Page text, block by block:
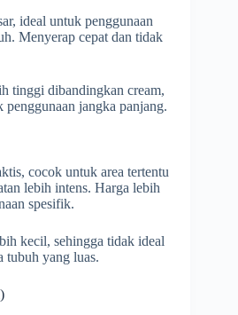
ideal untuk penggunaan
Menyerap cepat dan tidak
tinggi dibandingkan cream,
jangka panjang.
cocok untuk area tertentu
lebih intens. Harga lebih
spesifik.
kecil, sehingga tidak ideal
tubuh yang luas.